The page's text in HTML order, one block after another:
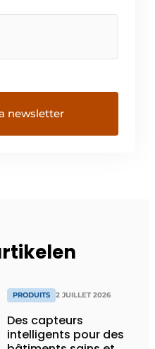
PRODUITS 2 JUILLET 2026
Des capteurs
intelligents pour des